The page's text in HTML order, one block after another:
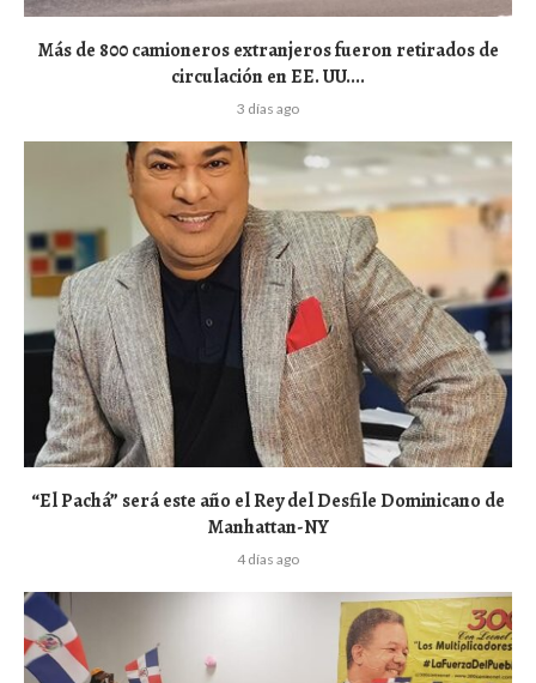
Más de 800 camioneros extranjeros fueron retirados de
circulación en EE. UU....
3 días ago
“El Pachá” será este año el Rey del Desfile Dominicano de
Manhattan-NY
4 días ago